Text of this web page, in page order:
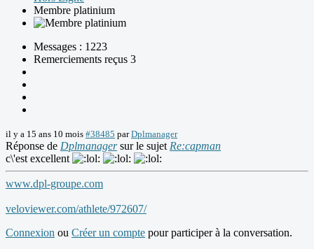
Membre platinium
Messages : 1223
Remerciements reçus 3
il y a 15 ans 10 mois #38485 parDplmanager
Réponse de Dplmanagersur le sujet Re:capman
c\'est excellent
www.dpl-groupe.com
veloviewer.com/athlete/972607/
Connexion ou Créer un compte pour participer à la conversation.